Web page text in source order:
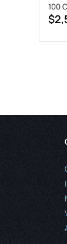
100
$